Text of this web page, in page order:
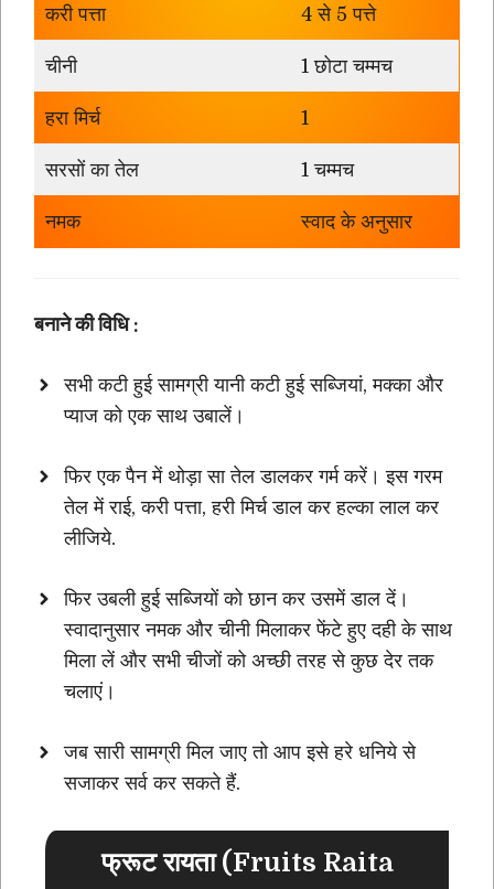
करी पत्ता 4 से 5 पत्ते
चीनी 1 छोटा चम्मच
हरा मिर्च 1
सरसों का तेल 1 चम्मच
नमक स्वाद के अनुसार
बनाने की विधि:
सभी कटी हुई सामग्री यानी कटी हुई सब्जियां, मक्का और
प्याज को एक साथ उबालें।
फिर एक पैन में थोड़ा सा तेल डालकर गर्म करें। इस गरम
तेल में राई, करी पत्ता, हरी मिर्च डाल कर हल्का लाल कर
लीजिये.
फिर उबली हुई सब्जियों को छान कर उसमें डाल दें।
स्वादानुसार नमक और चीनी मिलाकर फेंटे हुए दही के साथ
मिला लें और सभी चीजों को अच्छी तरह से कुछ देर तक
चलाएं।
जब सारी सामग्री मिल जाए तो आप इसे हरे धनिये से
सजाकर सर्व कर सकते हैं.
फ्रूट रायता (Fruits Raita